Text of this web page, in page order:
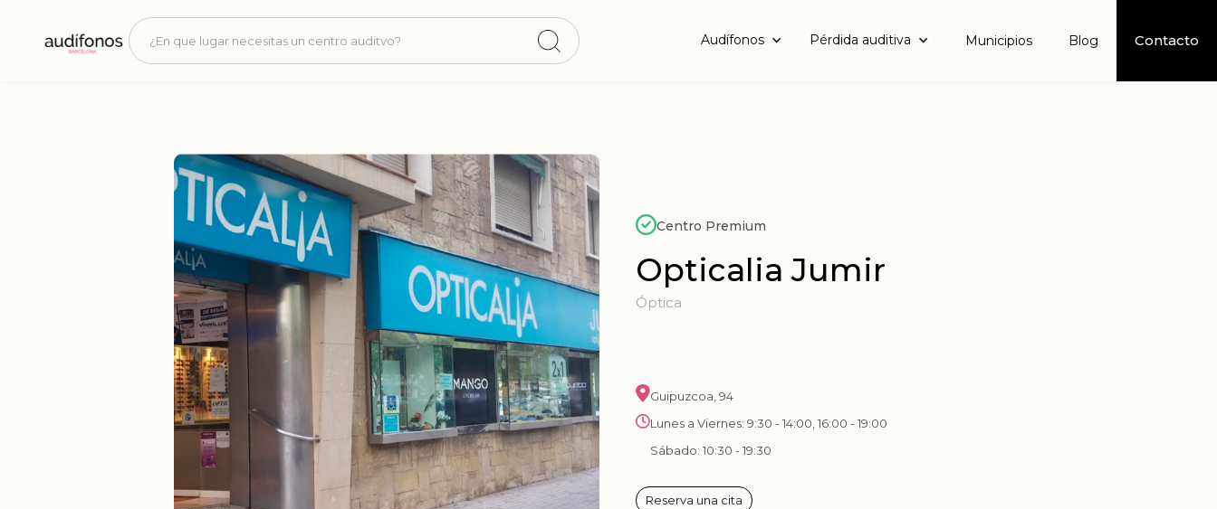
Audífonos Pérdida auditiva Municipios Blog Contacto
Centro Premium
Opticalia Jumir
Óptica
Guipuzcoa, 94
Lunes a Viernes: 9:30 - 14:00, 16:00 - 19:00
Sábado: 10:30 - 19:30
Reserva una cita